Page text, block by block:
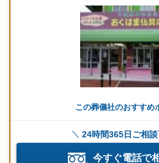
この葬儀社のおすすめ
24時間365日ご相
今すぐ電話で